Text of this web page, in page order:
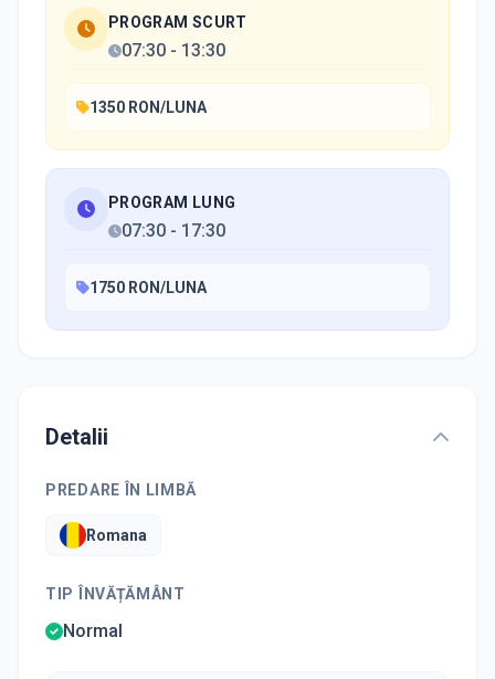
PROGRAM SCURT
07:30 - 13:30
1350 RON/LUNA
PROGRAM LUNG
07:30 - 17:30
1750 RON/LUNA
Detalii
PREDARE ÎN LIMBĂ
Romana
TIP ÎNVĂȚĂMÂNT
Normal